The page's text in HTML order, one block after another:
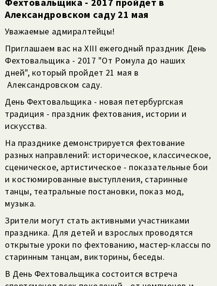
Александровском саду 21 мая
Уважаемые адмиралтейцы!
Приглашаем вас на XIII ежегодный праздник День
Фехтовальщика - 2017 "От Ромула до наших
дней", который пройдет 21 мая в
Александровском саду.
День Фехтовальщика - новая петербургская
традиция - праздник фехтования, истории и
искусства.
На празднике демонстрируется фехтование
разных направлений: историческое, классическое,
сценическое, артистическое - показательные бои
и костюмированные выступления, старинные
танцы, театральные постановки, показ мод,
музыка.
Зрители могут стать активными участниками
праздника. Для детей и взрослых проводятся
открытые уроки по фехтованию, мастер-классы по
старинным танцам, викторины, беседы.
В День Фехтовальщика состоится встреча